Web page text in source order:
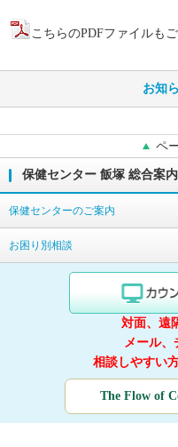
こちらのPDFファイルもご
お知
ペ
保健センター 飯塚 総合案内
保健センターのご案内
お困り別相談
対面、遠
メール、
相談しやすい
The Flow of